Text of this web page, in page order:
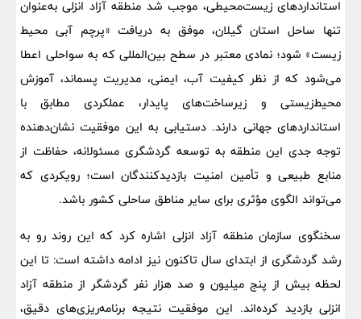
استانداردهای زیست‌محیطی، موجب شد منطقه آزاد انزلی به‌عنوان
تنها ساحل استان گیلان، موفق به دریافت «پرچم آبی محیط
زیست» شود؛ نمادی معتبر در سطح بین‌المللی که به سواحلی اعطا
می‌شود که از نظر کیفیت آب، ایمنی، مدیریت پسماند، آموزش
محیط‌زیستی و زیرساخت‌های پایدار، عملکردی مطابق با
استانداردهای جهانی دارند. دستیابی به این موفقیت نشان‌دهنده
توجه جدی این منطقه به توسعه گردشگری مسئولانه، حفاظت از
منابع طبیعی و تأمین امنیت بازدیدکنندگان است؛ رویکردی که
می‌تواند الگوی مؤثری برای سایر مناطق ساحلی کشور باشد.
سخنگوی سازمان منطقه آزاد انزلی اشاره کرد که این روند رو به
رشد گردشگری از ابتدای سال تاکنون نیز ادامه داشته است: تا این
لحظه بیش از پنج میلیون و صد هزار نفر گردشگر از منطقه آزاد
انزلی بازدید کرده‌اند. این موفقیت نتیجه برنامه‌ریزی‌های دقیق،